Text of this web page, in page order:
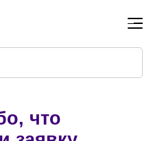
что